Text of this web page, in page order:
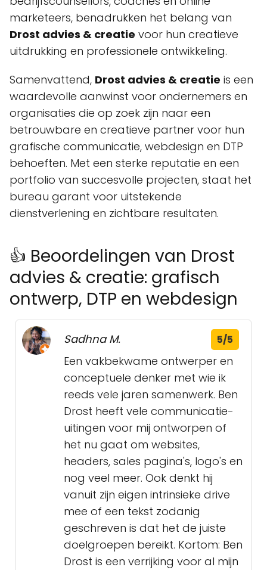
marketeers, benadrukken het belang van
Drost advies & creatie voor hun creatieve
uitdrukking en professionele ontwikkeling.
Samenvattend, Drost advies & creatie is een
waardevolle aanwinst voor ondernemers en
organisaties die op zoek zijn naar een
betrouwbare en creatieve partner voor hun
grafische communicatie, webdesign en DTP
behoeften. Met een sterke reputatie en een
portfolio van succesvolle projecten, staat het
bureau garant voor uitstekende
dienstverlening en zichtbare resultaten.
👍 Beoordelingen van Drost
advies & creatie: grafisch
ontwerp, DTP en webdesign
Sadhna M. 5/5
Een vakbekwame ontwerper en
conceptuele denker met wie ik
reeds vele jaren samenwerk. Ben
Drost heeft vele communicatie-
uitingen voor mij ontworpen of
het nu gaat om websites,
headers, sales pagina's, logo's en
nog veel meer. Ook denkt hij
vanuit zijn eigen intrinsieke drive
mee of een tekst zodanig
geschreven is dat het de juiste
doelgroepen bereikt. Kortom: Ben
Drost is een verrijking voor al mijn